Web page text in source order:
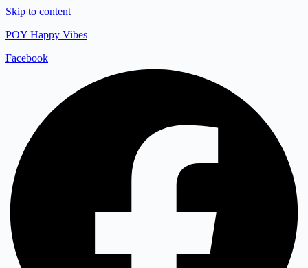
Skip to content
POY Happy Vibes
Facebook